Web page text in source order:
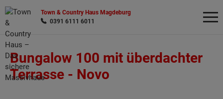
Town & Country Haus Magdeburg
0391 6111 6011
Bungalow 100 mit überdachter
Terrasse - Novo
Wonach möchten Sie suchen?